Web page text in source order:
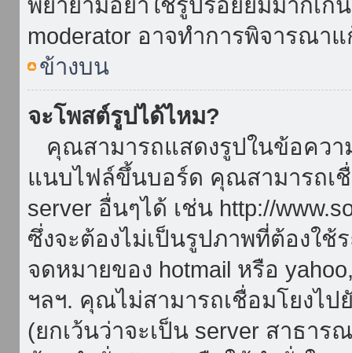
moderator อาจทำการพิจารณา
ข้างบน
จะโพสต์รูปได้ไหม?
คุณสามารถแสดงรูปในข้อคว
แนบไฟล์ขึ้นบอร์ด คุณสามารถเชื่
server อื่นๆได้ เช่น http://
ซึ่งจะต้องไม่เป็นรูปภาพที่ต้องใ
จดหมายของ hotmail หรือ
ฯลฯ. คุณไม่สามารถเชื่อมโยงไ
(ยกเว้นว่าจะเป็น server สาธาร